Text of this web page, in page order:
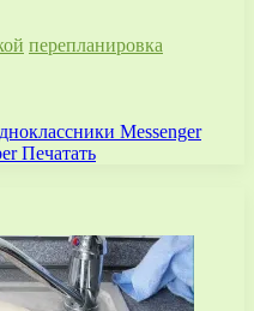
перепланировка
Messenger
Печатать